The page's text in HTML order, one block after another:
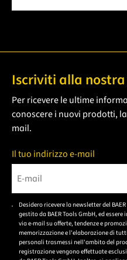
Iscriviti alla
Per ricevere le ultime
conoscere i nuovi prodotti,
mail.
Il tuo indirizzo e-mail
Bitte geben Sie eine gültige
Desidero ricevere la newsletter del
gestito da BAER Tools GmbH, ed
via e-mail su offerte, tendenze e
memorizzazione e l'elaborazione di
personali trasmessi nell'ambito del
registrazione vengono effettuate